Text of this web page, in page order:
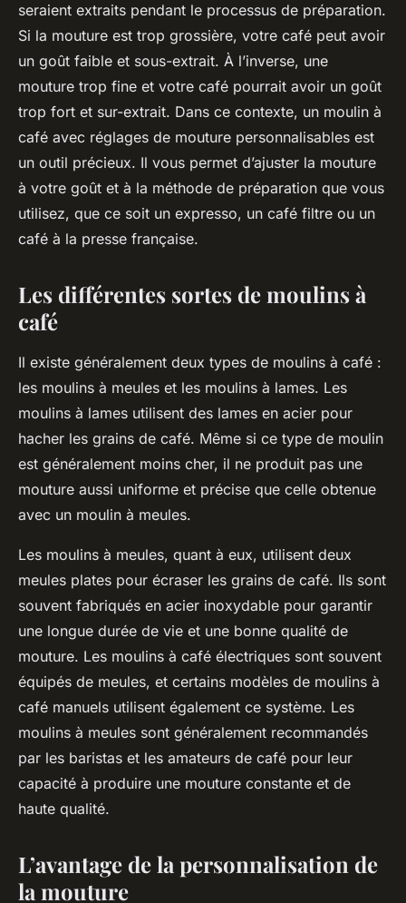
seraient extraits pendant le processus de préparation.
Si la mouture est trop grossière, votre café peut avoir
un goût faible et sous-extrait. À l’inverse, une
mouture trop fine et votre café pourrait avoir un goût
trop fort et sur-extrait. Dans ce contexte, un moulin à
café avec réglages de mouture personnalisables est
un outil précieux. Il vous permet d’ajuster la mouture
à votre goût et à la méthode de préparation que vous
utilisez, que ce soit un expresso, un café filtre ou un
café à la presse française.
Les différentes sortes de moulins à
café
Il existe généralement deux types de moulins à café :
les moulins à meules et les moulins à lames. Les
moulins à lames utilisent des lames en acier pour
hacher les grains de café. Même si ce type de moulin
est généralement moins cher, il ne produit pas une
mouture aussi uniforme et précise que celle obtenue
avec un moulin à meules.
Les moulins à meules, quant à eux, utilisent deux
meules plates pour écraser les grains de café. Ils sont
souvent fabriqués en acier inoxydable pour garantir
une longue durée de vie et une bonne qualité de
mouture. Les moulins à café électriques sont souvent
équipés de meules, et certains modèles de moulins à
café manuels utilisent également ce système. Les
moulins à meules sont généralement recommandés
par les baristas et les amateurs de café pour leur
capacité à produire une mouture constante et de
haute qualité.
L’avantage de la personnalisation de
la mouture